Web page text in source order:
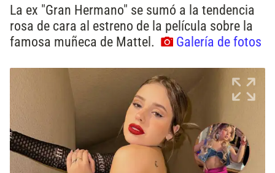
La ex "Gran Hermano" se sumó a la tendencia
rosa de cara al estreno de la película sobre la
famosa muñeca de Mattel.
Galería de fotos